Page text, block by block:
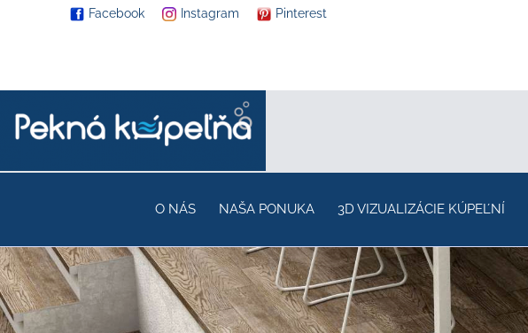
Facebook Instagram Pinterest
O NÁS NAŠA PONUKA 3D VIZUALIZÁCIE KÚPEĽNÍ